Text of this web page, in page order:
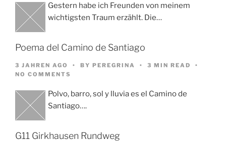
Gestern habe ich Freunden von meinem
wichtigsten Traum erzählt. Die…
Poema del Camino de Santiago
3 JAHREN AGO BY PEREGRINA
3 MIN READ
NO COMMENTS
Polvo, barro, sol y lluvia es el Camino de
Santiago….
G11 Girkhausen Rundweg